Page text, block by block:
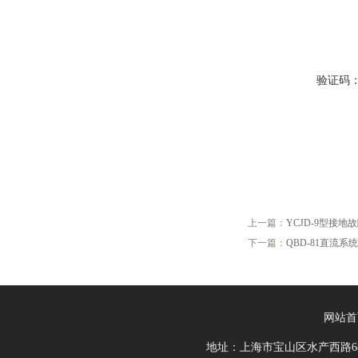
验证码
上一篇： YCJD-9型接地
下一篇： QBD-81直流系
网站
地址：上海市宝山区水产西路